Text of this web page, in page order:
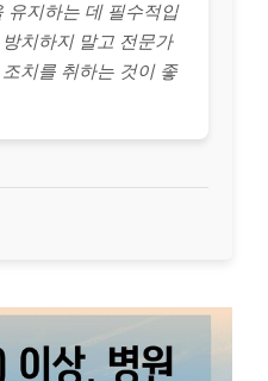
유지하는 데 필수적입
치하지 말고 전문가
치를 취하는 것이 좋